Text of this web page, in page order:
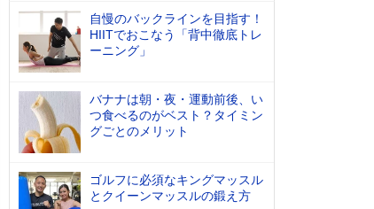
自慢のバックラインを目指す！
HIITでおこなう「背中徹底トレ
ーニング」
バナナは朝・夜・運動前後、い
つ食べるのがベスト？タイミン
グごとのメリット
ゴルフに必須なキングマッスル
とクイーンマッスルの鍛え方